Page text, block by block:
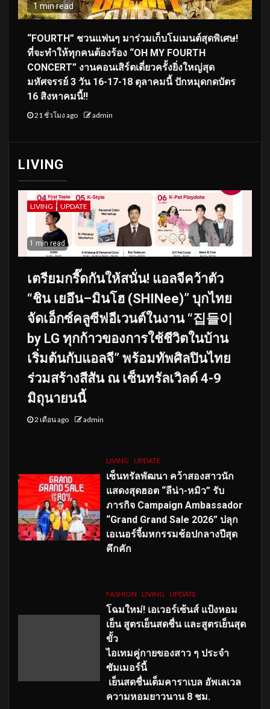
1 min read
“FOURTH” ชวนแฟนๆ มาร่วมเก็บโมเมนต์สุดพิเศษ!
ที่จะทำให้ทุกคนต้องร้อง “OH MY FOURTH
CONCERT” งานคอนเสิร์ตเดี่ยวครั้งยิ่งใหญ่สุด
มหัศจรรย์ 3 วัน 16-17-18 ตุลาคมนี้ ปักหมุดกดบัตร
16 สิงหาคมนี้!!
21 ชั่วโมง ago admin
LIVING
LIVING UPDATE
1 min read
เตรียมกรี๊ดกันให้สนั่น! แอลจีคว้าตัว
“ชิน เยอึน–มินโฮ (SHINee)” บุกไทย
จัดเอ็กซ์คลูซีฟอีเวนต์ในงาน “집들이
by LG ทุกก้าวของการใช้ชีวิตในบ้าน
เริ่มต้นกับแอลจี” พร้อมทัพศิลปินไทย
ร่วมสร้างสีสัน ณ เซ็นทรัลเวิลด์ 4-9
มิถุนายนนี้
2 เดือน ago admin
LIVING UPDATE
เซ็นทรัลพัฒนา คว้าสองสาวนัก
แสดงสุดฮอต “ลีน่า-หมิว” รับ
ภารกิจ Campaign Ambassador
“Grand Grand Sale 2026” ปลุก
เอเนอร์จี้มหกรรมช้อปกลางปีสุด
คึกคัก
FASHION LIVING UPDATE
โฉมใหม่! เอเวอร์เซ้นส์ แป้งหอม
เย็น สูตรเย็นสดชื่น และสูตรเย็นสุด
ขั้ว
ไอเทมคู่กายของสาว ๆ ประจำ
ซัมเมอร์นี้
เย็นสดชื่นเต็มคาราเบล อัพเลเวล
ความหอมยาวนาน 8 ชม.